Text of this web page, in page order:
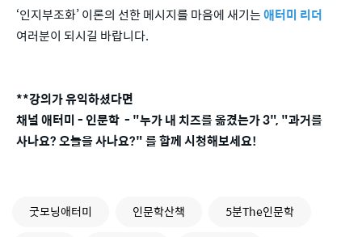
‘인지부조화’ 이론의 선한 메시지를 마음에 새기는애터미 리더
여러분이 되시길 바랍니다.
**강의가 유익하셨다면
채널 애터미 - 인문학 - "누가 내 치즈를 옮겼는가 3", "과거를
사나요? 오늘을 사나요?" 를 함께 시청해보세요!
굿모닝애터미 인문학산책
5분The인문학